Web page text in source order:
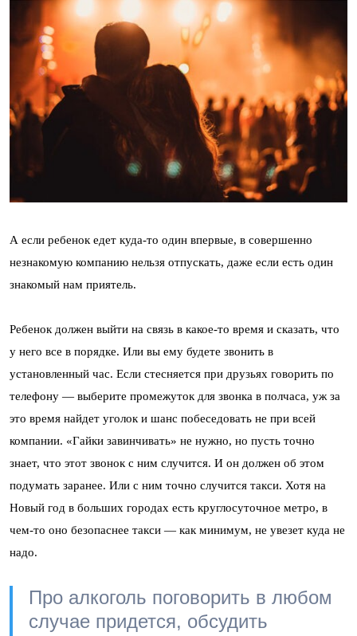
А если ребенок едет куда-то один впервые, в совершенно
незнакомую компанию нельзя отпускать, даже если есть один
знакомый нам приятель.
Ребенок должен выйти на связь в какое-то время и сказать, что
у него все в порядке. Или вы ему будете звонить в
установленный час. Если стесняется при друзьях говорить по
телефону — выберите промежуток для звонка в полчаса, уж за
это время найдет уголок и шанс побеседовать не при всей
компании. «Гайки завинчивать» не нужно, но пусть точно
знает, что этот звонок с ним случится. И он должен об этом
подумать заранее. Или с ним точно случится такси. Хотя на
Новый год в больших городах есть круглосуточное метро, в
чем-то оно безопаснее такси — как минимум, не увезет куда не
надо.
Про алкоголь поговорить в любом
случае придется, обсудить